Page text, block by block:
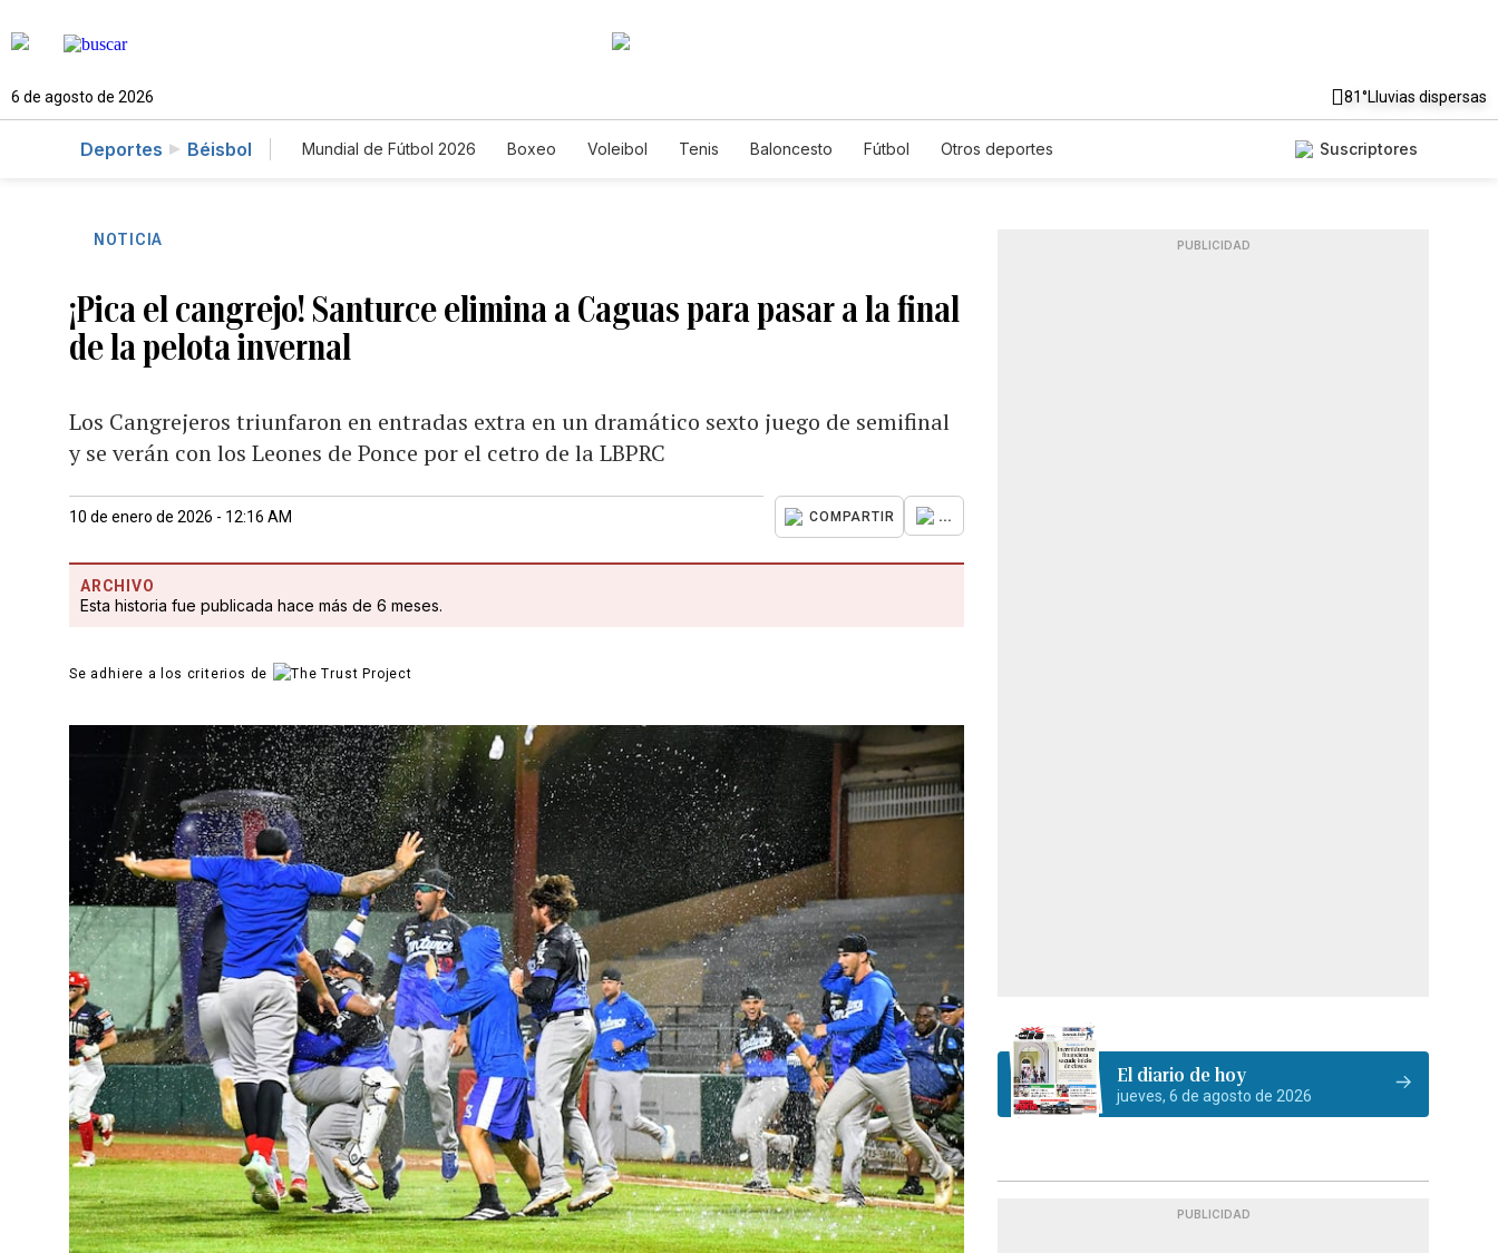
6 de agosto de 2026 81°Lluvias dispersas
Deportes Béisbol Mundial de Fútbol 2026 Boxeo Voleibol Tenis Baloncesto Fútbol Otros deportes Suscriptores
NOTICIA
¡Pica el cangrejo! Santurce elimina a Caguas para pasar a la final
de la pelota invernal
Los Cangrejeros triunfaron en entradas extra en un dramático sexto juego de semifinal
y se verán con los Leones de Ponce por el cetro de la LBPRC
10 de enero de 2026 - 12:16 AM COMPARTIR ...
ARCHIVO
Esta historia fue publicada hace más de 6 meses.
Se adhiere a los criterios de
PUBLICIDAD
El diario de hoy
jueves, 6 de agosto de 2026
PUBLICIDAD